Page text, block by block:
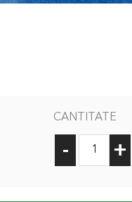
CANTITATE
- +